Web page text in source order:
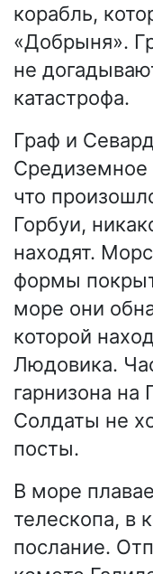
корабль,
«Добрыня».
не
катастрофа.
Граф и
Средиземное
что
Горбуи,
находят.
формы
море они
которой
Людовика.
гарнизона на
Солдаты не
посты.
В море
телескопа, в
послание.